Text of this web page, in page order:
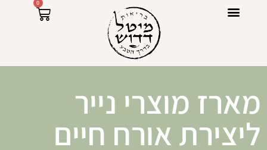
0
מארז מוצרי נייר
ליצירת אורח חיים